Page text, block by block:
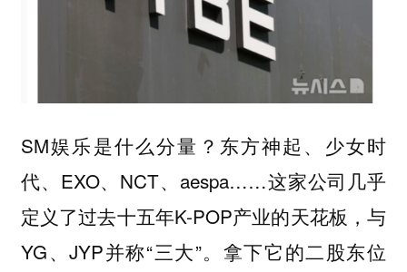
SM娱乐是什么分量？东方神起、少女时
代、EXO、NCT、aespa……这家公司几乎
定义了过去十五年K-POP产业的天花板，与
YG、JYP并称“三大”。 拿下它的二股东位